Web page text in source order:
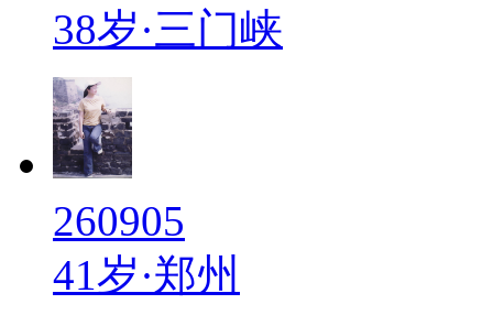
38岁·三门峡
260905
41岁·郑州